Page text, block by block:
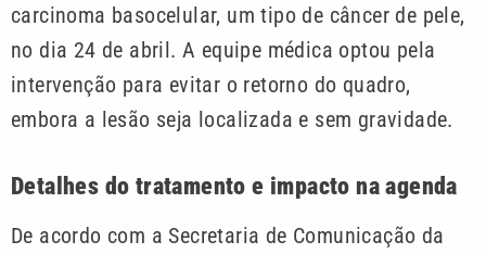
carcinoma basocelular, um tipo de câncer de pele,
no dia 24 de abril. A equipe médica optou pela
intervenção para evitar o retorno do quadro,
embora a lesão seja localizada e sem gravidade.
Detalhes do tratamento e impacto na agenda
De acordo com a Secretaria de Comunicação da